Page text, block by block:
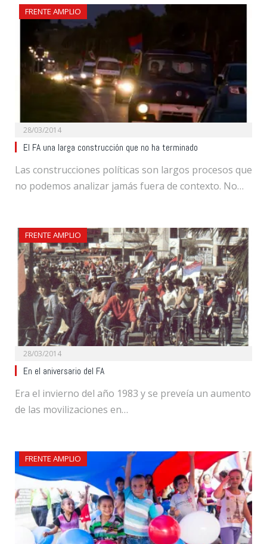
FRENTE AMPLIO
28/03/2014
El FA una larga construcción que no ha terminado
Las construcciones políticas son largos procesos que
no podemos analizar jamás fuera de contexto. No…
FRENTE AMPLIO
28/03/2014
En el aniversario del FA
Era el invierno del año 1983 y se preveía un aumento
de las movilizaciones en…
FRENTE AMPLIO